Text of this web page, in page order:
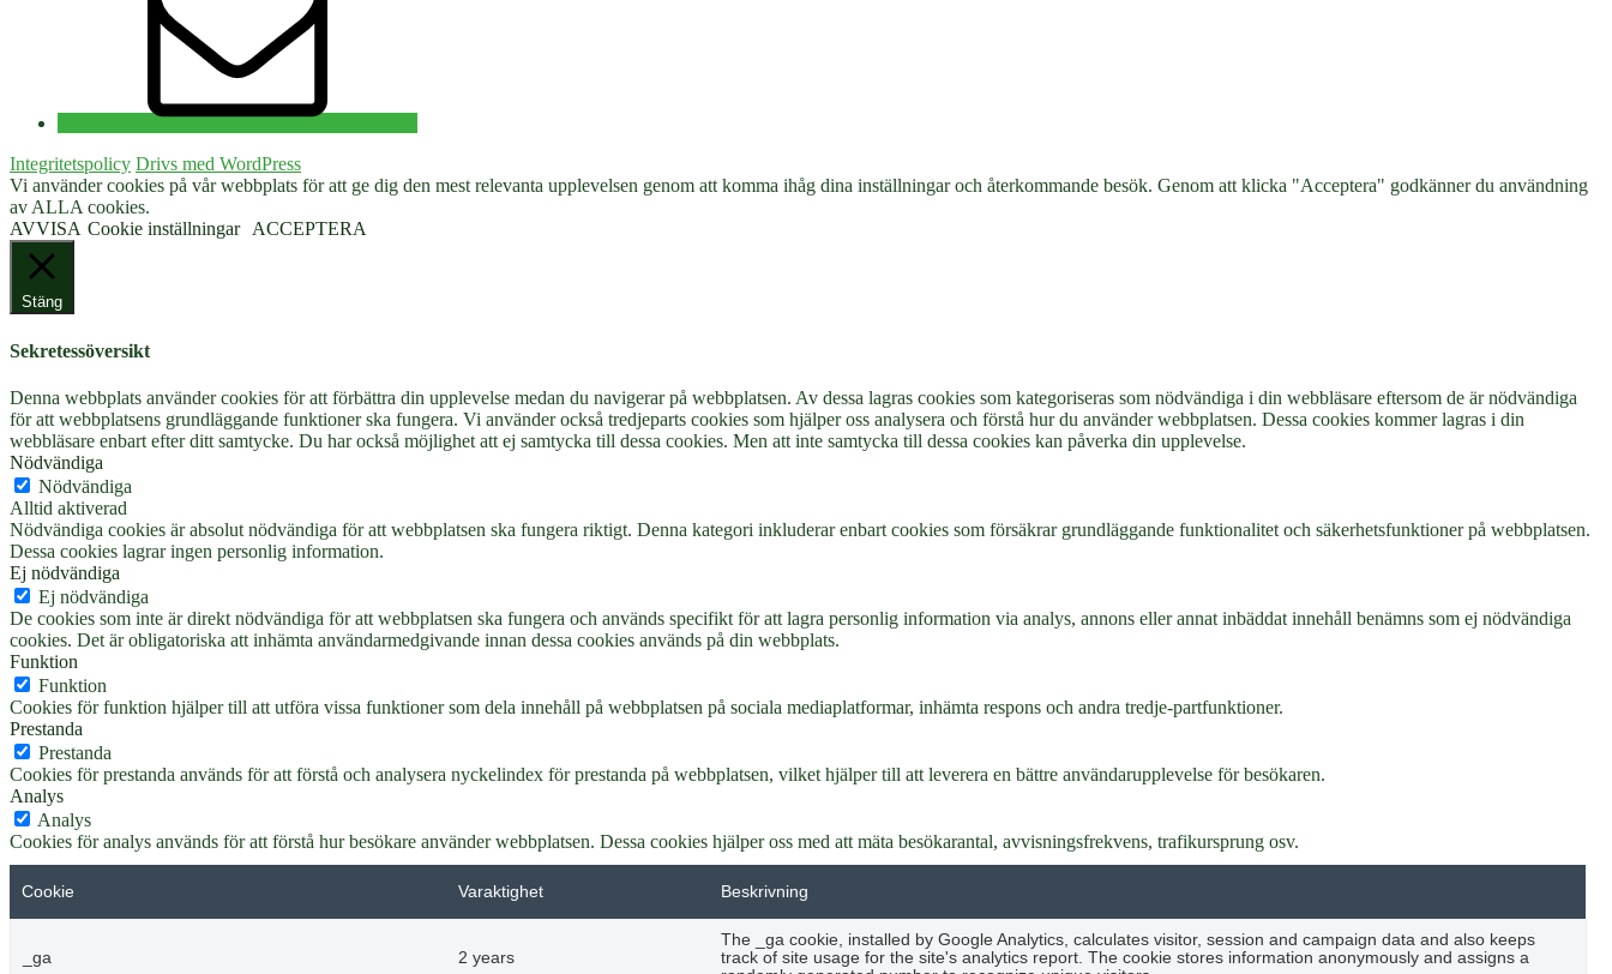
Integritetspolicy Drivs med WordPress
Vi använder cookies på vår webbplats för att ge dig den mest relevanta upplevelsen genom att komma ihåg dina inställningar och återkommande besök. Genom att klicka "Acceptera" godkänner du användning
av ALLA cookies.
AVVISA Cookie inställningar ACCEPTERA
Stäng
Sekretessöversikt
Denna webbplats använder cookies för att förbättra din upplevelse medan du navigerar på webbplatsen. Av dessa lagras cookies som kategoriseras som nödvändiga i din webbläsare eftersom de är nödvändiga
för att webbplatsens grundläggande funktioner ska fungera. Vi använder också tredjeparts cookies som hjälper oss analysera och förstå hur du använder webbplatsen. Dessa cookies kommer lagras i din
webbläsare enbart efter ditt samtycke. Du har också möjlighet att ej samtycka till dessa cookies. Men att inte samtycka till dessa cookies kan påverka din upplevelse.
Nödvändiga
Nödvändiga
Alltid aktiverad
Nödvändiga cookies är absolut nödvändiga för att webbplatsen ska fungera riktigt. Denna kategori inkluderar enbart cookies som försäkrar grundläggande funktionalitet och säkerhetsfunktioner på webbplatsen.
Dessa cookies lagrar ingen personlig information.
Ej nödvändiga
Ej nödvändiga
De cookies som inte är direkt nödvändiga för att webbplatsen ska fungera och används specifikt för att lagra personlig information via analys, annons eller annat inbäddat innehåll benämns som ej nödvändiga
cookies. Det är obligatoriska att inhämta användarmedgivande innan dessa cookies används på din webbplats.
Funktion
Funktion
Cookies för funktion hjälper till att utföra vissa funktioner som dela innehåll på webbplatsen på sociala mediaplatformar, inhämta respons och andra tredje-partfunktioner.
Prestanda
Prestanda
Cookies för prestanda används för att förstå och analysera nyckelindex för prestanda på webbplatsen, vilket hjälper till att leverera en bättre användarupplevelse för besökaren.
Analys
Analys
Cookies för analys används för att förstå hur besökare använder webbplatsen. Dessa cookies hjälper oss med att mäta besökarantal, avvisningsfrekvens, trafikursprung osv.
Cookie Varaktighet Beskrivning
_ga 2 years
The _ga cookie, installed by Google Analytics, calculates visitor, session and campaign data and also keeps
track of site usage for the site's analytics report. The cookie stores information anonymously and assigns a